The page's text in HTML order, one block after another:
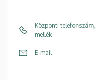
Központi telefonszám,
mellék
E-mail